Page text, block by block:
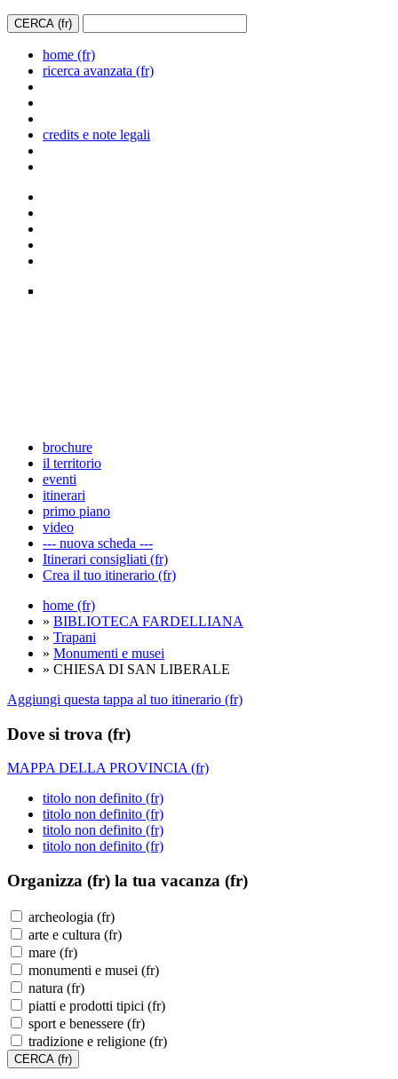
home (fr)
ricerca avanzata (fr)
credits e note legali
brochure
il territorio
eventi
itinerari
primo piano
video
--- nuova scheda ---
Itinerari consigliati (fr)
Crea il tuo itinerario (fr)
home (fr)
» BIBLIOTECA FARDELLIANA
» Trapani
» Monumenti e musei
» CHIESA DI SAN LIBERALE
Aggiungi questa tappa al tuo itinerario (fr)
Dove si trova (fr)
MAPPA DELLA PROVINCIA (fr)
titolo non definito (fr)
titolo non definito (fr)
titolo non definito (fr)
titolo non definito (fr)
Organizza (fr) la tua vacanza (fr)
archeologia (fr)
arte e cultura (fr)
mare (fr)
monumenti e musei (fr)
natura (fr)
piatti e prodotti tipici (fr)
sport e benessere (fr)
tradizione e religione (fr)